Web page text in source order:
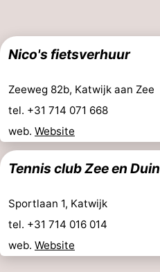
Nico's fietsverhuur
Zeeweg 82b, Katwijk aan Zee
tel. +31 714 071 668
web. Website
Tennis club Zee en Duin
Sportlaan 1, Katwijk
tel. +31 714 016 014
web. Website